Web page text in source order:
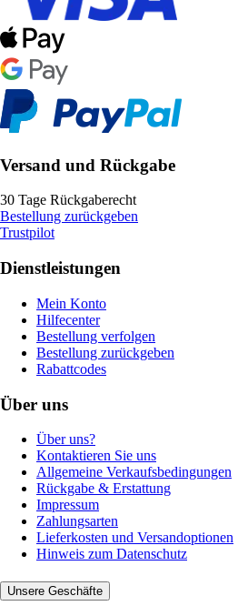
Versand und Rückgabe
30 Tage Rückgaberecht
Bestellung zurückgeben
Trustpilot
Dienstleistungen
Mein Konto
Hilfecenter
Bestellung verfolgen
Bestellung zurückgeben
Rabattcodes
Über uns
Über uns?
Kontaktieren Sie uns
Allgemeine Verkaufsbedingungen
Rückgabe & Erstattung
Impressum
Zahlungsarten
Lieferkosten und Versandoptionen
Hinweis zum Datenschutz
Unsere Geschäfte